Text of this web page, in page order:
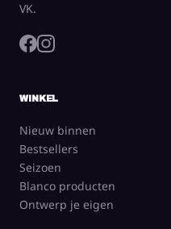
VK.
WINKEL
Nieuw binnen
Bestsellers
Seizoen
Blanco producten
Ontwerp je eigen